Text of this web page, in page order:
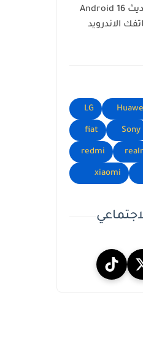
تحديث Android 16
الاندرويد
LG
Sony
fiat
redmi
xiaomi